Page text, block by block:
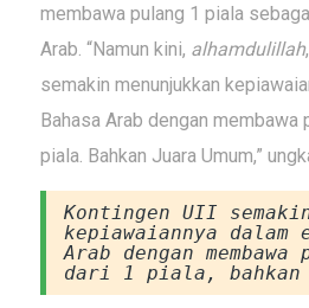
membawa pulang 1 piala
Arab. “Namun kini, alhamdulillah
semakin menunjukkan
Bahasa Arab dengan membawa
piala. Bahkan Juara Umum,”
Kontingen UII
kepiawaiannya dalam
Arab dengan
dari 1 piala, bahkan